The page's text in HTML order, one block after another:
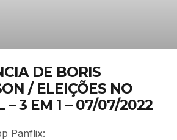
DE BORIS
/ ELEIÇÕES NO
– 3 EM 1 – 07/07/2022
Panflix: